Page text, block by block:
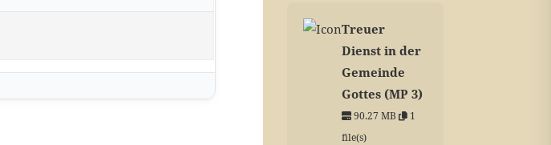
Treuer
Dienst in der
Gemeinde
Gottes (MP 3)
90.27 MB
1
file(s)